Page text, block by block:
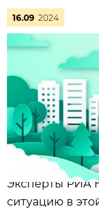
16.09 2024
Эксперты РИА
ситуацию в